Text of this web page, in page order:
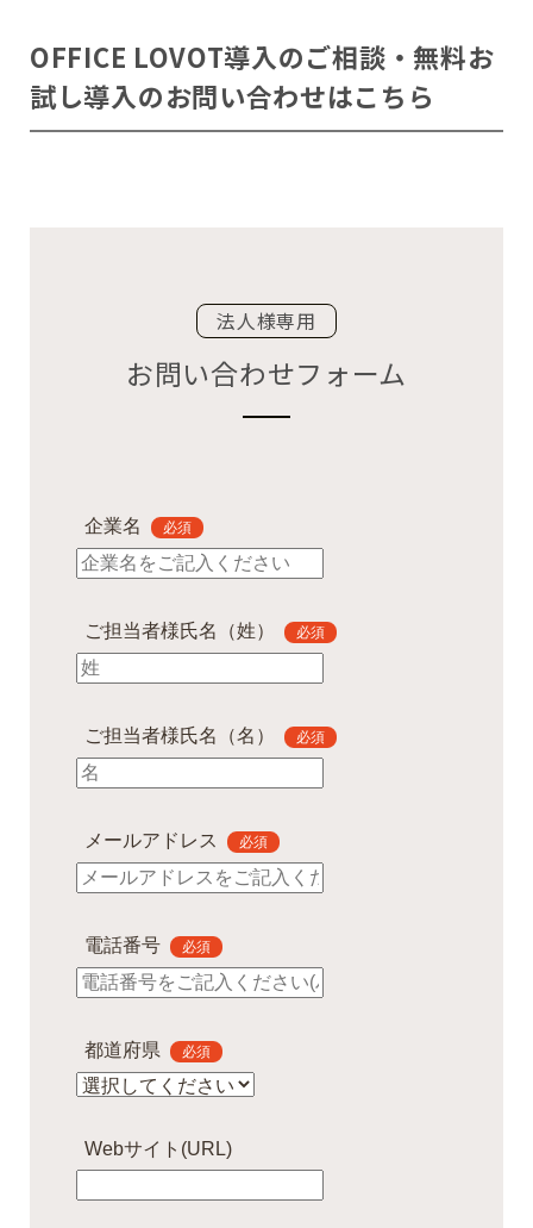
OFFICE LOVOT導入のご相談・無料お
試し導入のお問い合わせはこちら
法人様専用
お問い合わせフォーム